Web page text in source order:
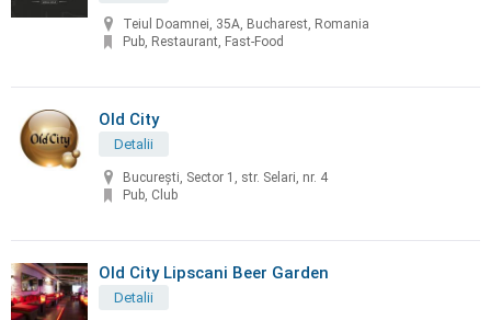
Teiul Doamnei, 35A, Bucharest, Romania
Pub, Restaurant, Fast-Food
Old City
Detalii
București, Sector 1, str. Selari, nr. 4
Pub, Club
Old City Lipscani Beer Garden
Detalii